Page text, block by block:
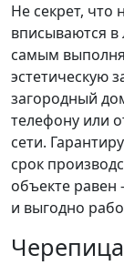
Не секрет, что
вписываются
самым
эстетическую
загородный
телефону или
сети.
срок
объекте равен
и выгодно
Черепица